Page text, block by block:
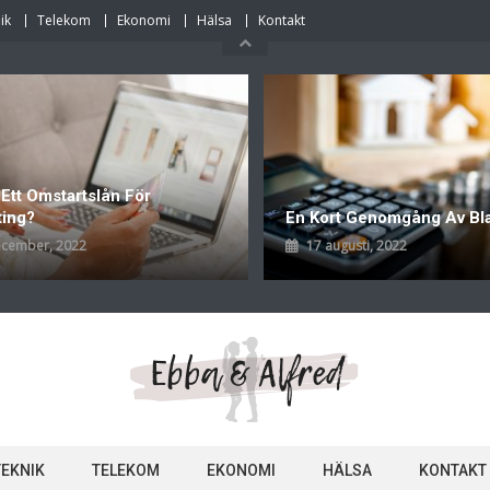
Telekom Ekonomi Hälsa Kontakt
Omstartslån För
2022
En Kort Genomgång Av
17 augusti, 2022
TELEKOM EKONOMI HÄLSA KONTAKT